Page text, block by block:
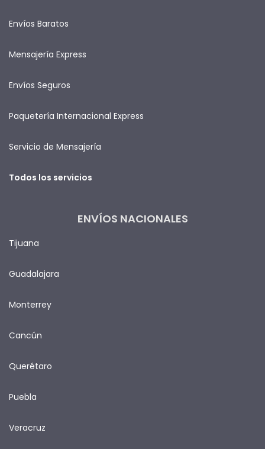
Envíos Baratos
Mensajería Express
Envíos Seguros
Paquetería Internacional Express
Servicio de Mensajería
Todos los servicios
ENVÍOS NACIONALES
Tijuana
Guadalajara
Monterrey
Cancún
Querétaro
Puebla
Veracruz